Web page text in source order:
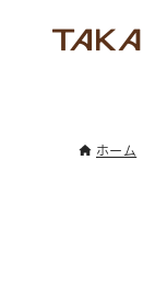
ホーム